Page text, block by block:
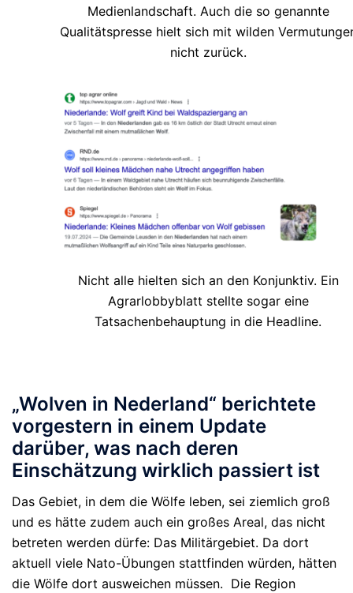
Medienlandschaft. Auch die so genannte
Qualitätspresse hielt sich mit wilden
nicht zurück.
Nicht alle hielten sich an den Konjunktiv. Ein
Agrarlobbyblatt stellte sogar eine
Tatsachenbehauptung in die Headline.
„Wolven in Nederland“ berichtete
vorgestern in einem Update
darüber, was nach deren
Einschätzung wirklich passiert ist
Das Gebiet, in dem die Wölfe leben, sei ziemlich groß
und es hätte zudem auch ein großes Areal, das nicht
betreten werden dürfe: Das Militärgebiet. Da dort
aktuell viele Nato-Übungen stattfinden würden, hätten
die Wölfe dort ausweichen müssen. Die Region